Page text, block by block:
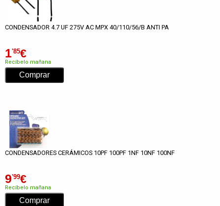
CONDENSADOR 4.7 UF 275V AC MPX 40/110/56/B ANTI PA
1'85€
Recíbelo mañana
CONDENSADORES CERÁMICOS 10PF 100PF 1NF 10NF 100NF
9'99€
Recíbelo mañana